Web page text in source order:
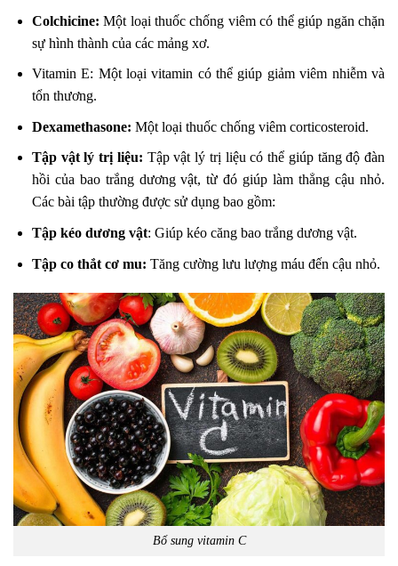
Colchicine: Một loại thuốc chống viêm có thể giúp ngăn chặn
sự hình thành của các mảng xơ.
Vitamin E: Một loại vitamin có thể giúp giảm viêm nhiễm và
tổn thương.
Dexamethasone: Một loại thuốc chống viêm corticosteroid.
Tập vật lý trị liệu: Tập vật lý trị liệu có thể giúp tăng độ đàn
hồi của bao trắng dương vật, từ đó giúp làm thẳng cậu nhỏ.
Các bài tập thường được sử dụng bao gồm:
Tập kéo dương vật: Giúp kéo căng bao trắng dương vật.
Tập co thắt cơ mu: Tăng cường lưu lượng máu đến cậu nhỏ.
Bổ sung vitamin C